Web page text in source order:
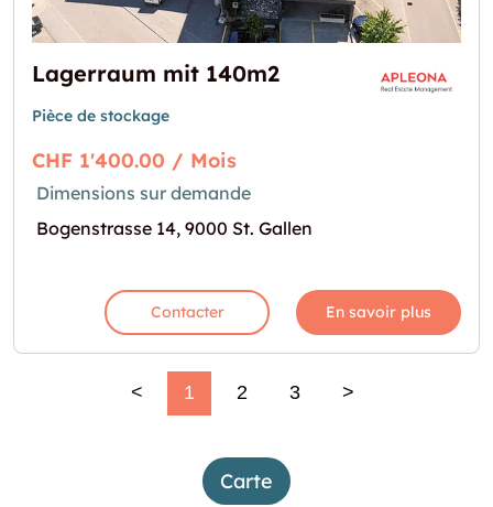
Lagerraum mit 140m2
Pièce de stockage
CHF 1'400.00 / Mois
Dimensions sur demande
Bogenstrasse 14, 9000 St. Gallen
Contacter En savoir plus
< 1 2 3 >
Carte